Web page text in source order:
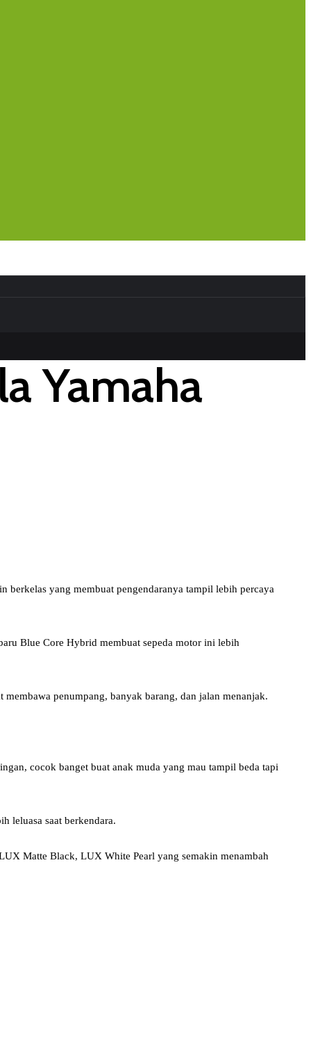
Yamaha
yang membuat pengendaranya tampil lebih percaya
Blue Core Hybrid membuat sepeda motor ini lebih
penumpang, banyak barang, dan jalan menanjak.
cocok banget buat anak muda yang mau tampil beda tapi
leluasa saat berkendara.
Matte Black, LUX White Pearl yang semakin menambah